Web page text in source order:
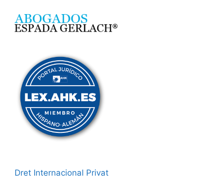
Dret Internacional Privat